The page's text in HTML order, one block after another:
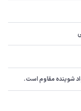
شوینده مقاوم است.